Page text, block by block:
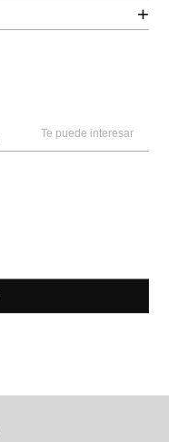
+
Te puede interesar